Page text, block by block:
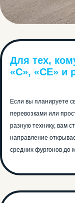
Для тех,
«C», «CE» и
Если вы планируете
перевозками или
разную технику, вам
направление
средних фургонов до